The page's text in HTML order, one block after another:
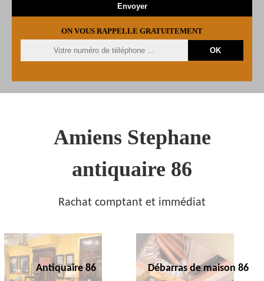
ON VOUS RAPPELLE GRATUITEMENT
Amiens Stephane
antiquaire 86
Rachat comptant et immédiat
Antiquaire 86 Débarras de maison 86